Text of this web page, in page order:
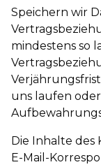
Speichern wir
mindestens so
uns laufen
Die Inhalte
E-Mail-